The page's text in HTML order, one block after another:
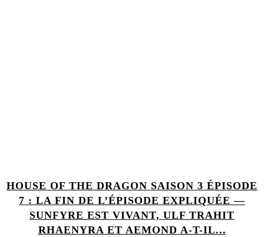
HOUSE OF THE DRAGON SAISON 3 ÉPISODE
7 : LA FIN DE L’ÉPISODE EXPLIQUÉE —
SUNFYRE EST VIVANT, ULF TRAHIT
RHAENYRA ET AEMOND A-T-IL...